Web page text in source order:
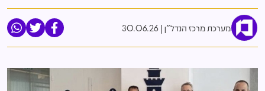
מערכת מרכז הנדל"ן 30.06.26